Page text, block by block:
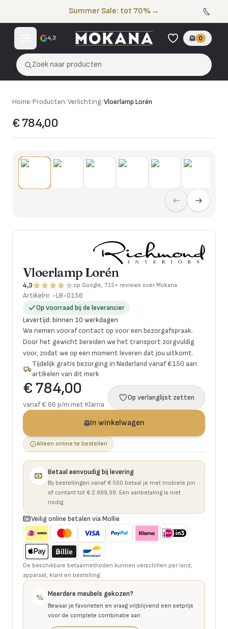
Summer Sale: tot 70% →
4,3 0
Zoek naar producten
Home/Producten/Verlichting/Vloerlamp Lorén
€ 784,00
Vloerlamp Lorén
4,3 op Google, 715+ reviews over Mokana
Artikelnr. -LB-0156
Op voorraad bij de leverancier
Levertijd: binnen 10 werkdagen
We nemen vooraf contact op voor een bezorgafspraak.
Door het gewicht bereiden we het transport zorgvuldig
voor, zodat we op een moment leveren dat jou uitkomt.
Tijdelijk gratis bezorging in Nederland vanaf €150 aan
artikelen van dit merk
€ 784,00
vanaf € 66 p/m met Klarna
Op verlanglijst zetten
In winkelwagen
Alleen online te bestellen
Betaal eenvoudig bij levering
Bij bestellingen vanaf € 500 betaal je met mobiele pin
of contant tot € 2.999,99. Een aanbetaling is niet
nodig.
Veilig online betalen via Mollie
De beschikbare betaalmethoden kunnen verschillen per land,
apparaat, klant en bestelling.
% Meerdere meubels gekozen?
Bewaar je favorieten en vraag vrijblijvend een setprijs
voor de complete combinatie aan.